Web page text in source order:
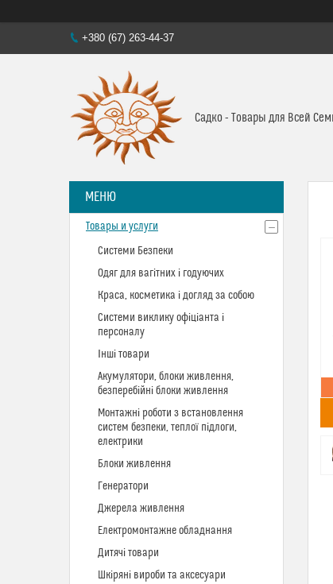
+380 (67) 263-44-37
Садко - Товары для Всей
Товары и услуги
Системи Безпеки
Одяг для вагітних і годуючих
Краса, косметика і догляд за собою
Системи виклику офіціанта і
персоналу
Інші товари
Акумулятори, блоки живлення,
безперебійні блоки живлення
Монтажні роботи з встановлення
систем безпеки, теплої підлоги,
електрики
Блоки живлення
Генератори
Джерела живлення
Електромонтажне обладнання
Дитячі товари
Шкіряні вироби та аксесуари